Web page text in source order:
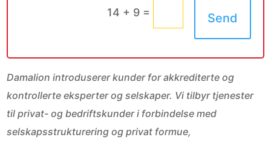
14 + 9= Send
Damalion introduserer kunder for akkrediterte og
kontrollerte eksperter og selskaper. Vi tilbyr tjenester
til privat- og bedriftskunder i forbindelse med
selskapsstrukturering og privat formue,